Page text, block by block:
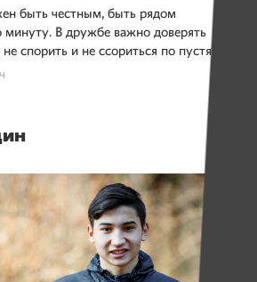
быть честным, быть рядом
минуту. В дружбе важно доверять
спорить и не ссориться по пустякам.